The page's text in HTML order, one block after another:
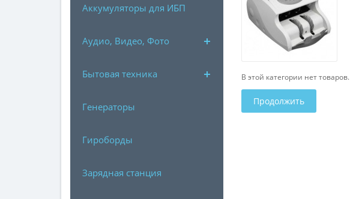
Аккумуляторы для ИБП
Аудио, Видео, Фото
Бытовая техника
Генераторы
Гироборды
Зарядная станция
В этой категории нет товаров.
Продолжить